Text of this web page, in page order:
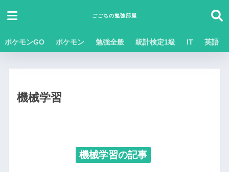
ごごちの勉強部屋
ポケモンGO ポケモン 勉強全般 統計検定1級 IT 英語
機械学習
機械学習の記事